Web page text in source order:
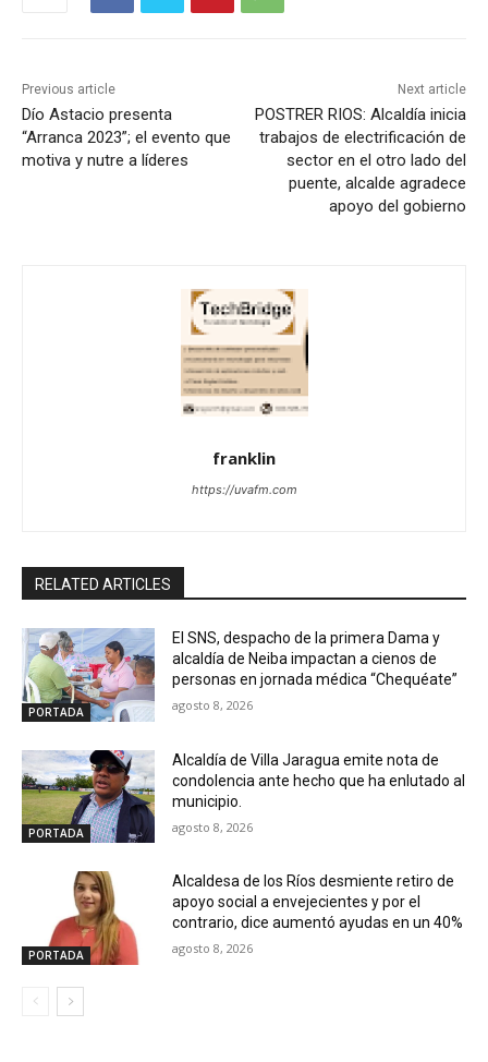
Previous article
Dío Astacio presenta
“Arranca 2023”; el evento que
motiva y nutre a líderes
Next article
POSTRER RIOS: Alcaldía inicia
trabajos de electrificación de
sector en el otro lado del
puente, alcalde agradece
apoyo del gobierno
franklin
https://uvafm.com
RELATED ARTICLES
PORTADA
El SNS, despacho de la primera Dama y
alcaldía de Neiba impactan a cienos de
personas en jornada médica “Chequéate”
agosto 8, 2026
PORTADA
Alcaldía de Villa Jaragua emite nota de
condolencia ante hecho que ha enlutado al
municipio.
agosto 8, 2026
PORTADA
Alcaldesa de los Ríos desmiente retiro de
apoyo social a envejecientes y por el
contrario, dice aumentó ayudas en un 40%
agosto 8, 2026